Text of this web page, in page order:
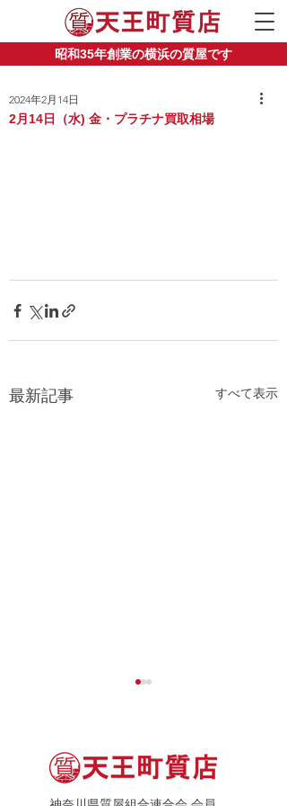
昭和35年創業の横浜の質屋です
2月14日（水) 金・プラチナ買取相場
2024年2月14日
最新記事 すべて表示